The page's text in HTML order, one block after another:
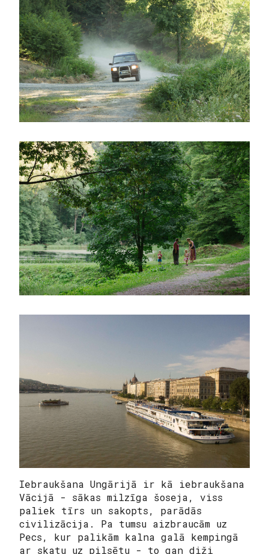
Iebraukšana Ungārijā ir kā iebraukšana
Vācijā - sākas milzīga šoseja, viss
paliek tīrs un sakopts, parādās
civilizācija. Pa tumsu aizbraucām uz
Pecs, kur palikām kalna galā kempingā
ar skatu uz pilsētu - to gan diži